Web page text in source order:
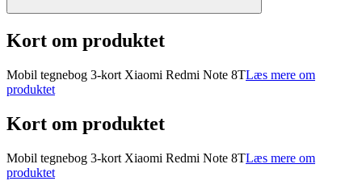
Kort om produktet
Mobil tegnebog 3-kort Xiaomi Redmi Note 8TLæs mere om
produktet
Kort om produktet
Mobil tegnebog 3-kort Xiaomi Redmi Note 8TLæs mere om
produktet